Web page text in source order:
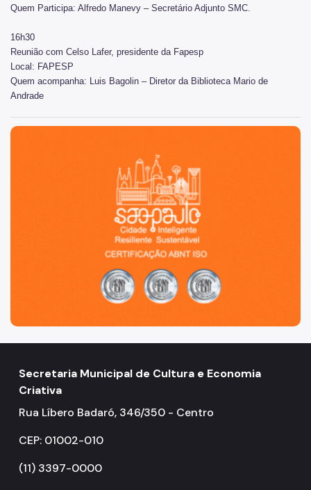
Centros Culturais
Museu da Cidade
Praças da Cultura
Teatros
Theatro Municipal
Quem Participa: Alfredo Manevy – Secretário Adjunto SMC.
16h30
Reunião com Celso Lafer, presidente da Fapesp
Local: FAPESP
Quem acompanha: Luis Bagolin – Diretor da Biblioteca Mario de
Andrade
São Paulo, cidade inteligente, resiliente e sustentável
Secretaria Municipal de Cultura e Economia
Criativa
Rua Líbero Badaró, 346/350 - Centro
CEP: 01002-010
(11) 3397-0000